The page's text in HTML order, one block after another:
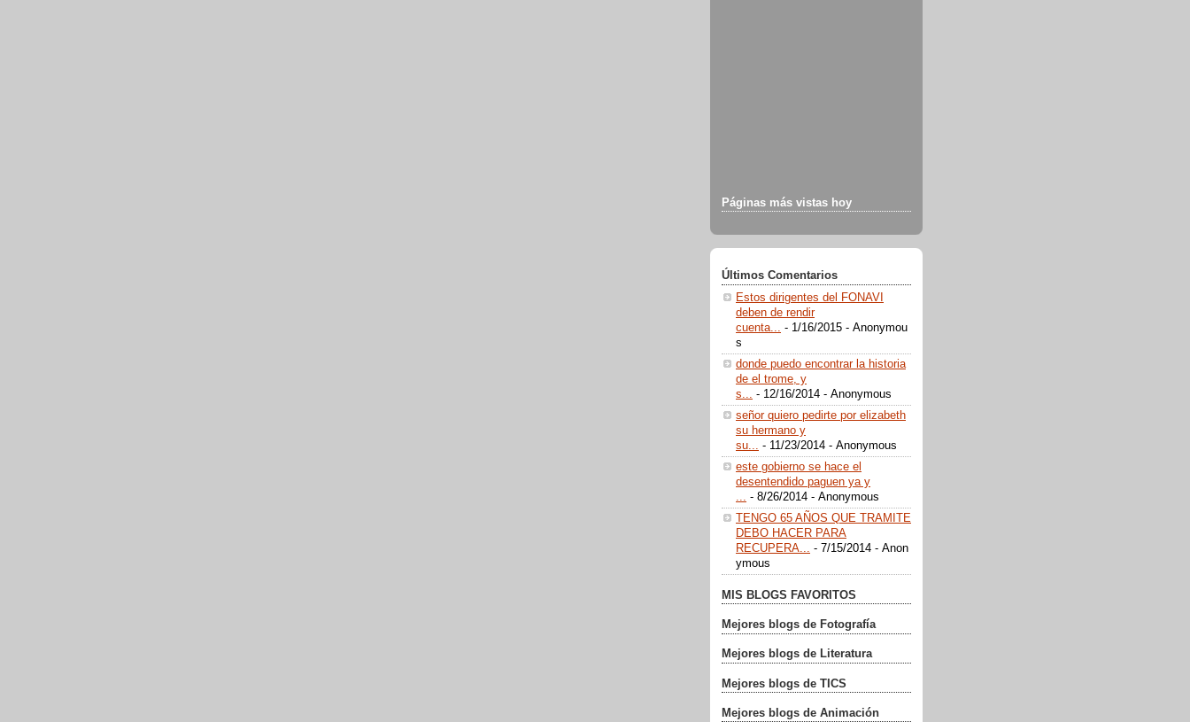
Páginas más vistas hoy
Últimos Comentarios
Estos dirigentes del FONAVI
deben de rendir
cuenta... - 1/16/2015 - Anonymou
s
donde puedo encontrar la historia
de el trome, y
s... - 12/16/2014 - Anonymous
señor quiero pedirte por elizabeth
su hermano y
su... - 11/23/2014 - Anonymous
este gobierno se hace el
desentendido paguen ya y
... - 8/26/2014 - Anonymous
TENGO 65 AÑOS QUE TRAMITE
DEBO HACER PARA
RECUPERA... - 7/15/2014 - Anon
ymous
MIS BLOGS FAVORITOS
Mejores blogs de Fotografía
Mejores blogs de Literatura
Mejores blogs de TICS
Mejores blogs de Animación